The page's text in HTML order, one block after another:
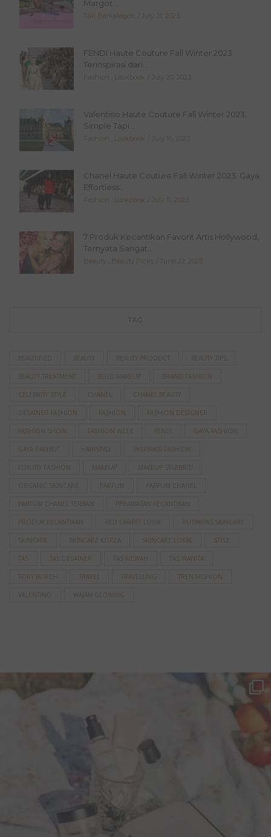
Margot...
Tak Berkategori July 21, 2023
FENDI Haute Couture Fall Winter 2023
Terinspirasi dari...
Fashion Lookbook July 20, 2023
Valentino Haute Couture Fall Winter 2023,
Simple Tapi...
Fashion Lookbook July 16, 2023
Chanel Haute Couture Fall Winter 2023: Gaya
Effortless...
Fashion Lookbook July 11, 2023
7 Produk Kecantikan Favorit Artis Hollywood,
Ternyata Sangat...
Beauty Beauty Picks June 22, 2023
TAG
BEAUTIFIED BEAUTY BEAUTY PRODUCT BEAUTY TIPS
BEAUTY TREATMENT BOLD MAKEUP BRAND FASHION
CELEBRITY STYLE CHANEL CHANEL BEAUTY
DESAINER FASHION FASHION FASHION DESIGNER
FASHION SHOW FASHION WEEK FENDI GAYA FASHION
GAYA RAMBUT HAIRSTYLE INSPIRASI FASHION
LUXURY FASHION MAKEUP MAKEUP SELEBRITI
ORGANIC SKINCARE PARFUM PARFUM CHANEL
PARFUM CHANEL TERBAIK PERAWATAN KECANTIKAN
PRODUK KECANTIKAN RED CARPET LOOK RUTINITAS SKINCARE
SKINCARE SKINCARE KOREA SKINCARE LOKAL STYLE
TAS TAS DESAINER TAS MEWAH TAS WANITA
TORY BURCH TRAVEL TRAVELLING TREN FASHION
VALENTINO WAJAH GLOWING